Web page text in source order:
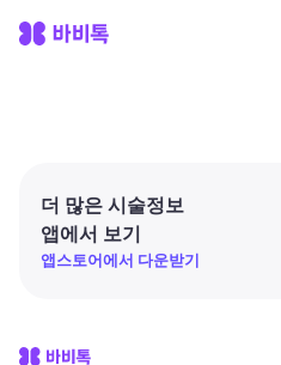
더 많은 시술정보
앱에서 보기
앱스토어에서 다운받기